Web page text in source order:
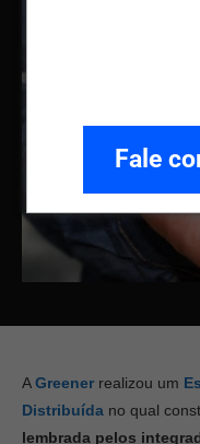
Fale
AGreener realizou um
Distribuída no qual
lembrada pelos